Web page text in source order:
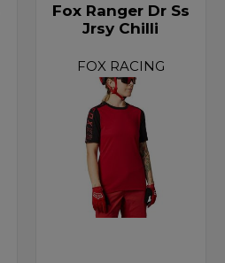
Fox Ranger Dr Ss
Jrsy Chilli
FOX RACING